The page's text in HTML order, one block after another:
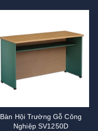
Bàn Hội Trường Gỗ Công
Nghiệp SV1250D